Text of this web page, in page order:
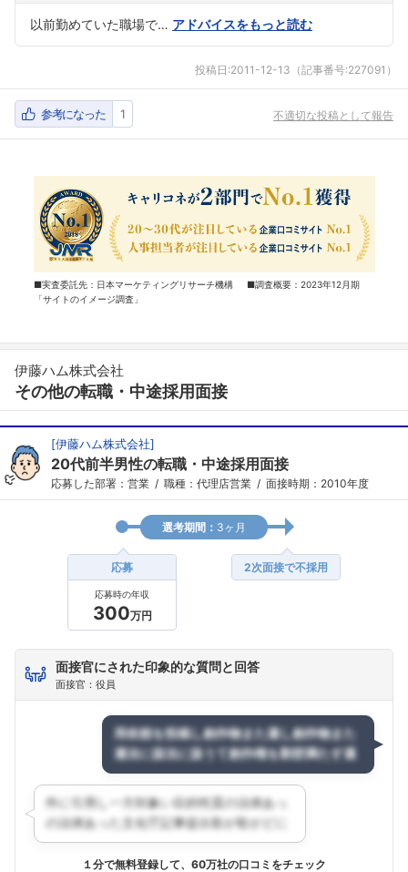
以前勤めていた職場で… アドバイスをもっと読む
投稿日:2011-12-13 （記事番号:227091）
参考になった 1 不適切な投稿として報告
■実査委託先：日本マーケティングリサーチ機構 ■調査概要：2023年12月期
「サイトのイメージ調査」
伊藤ハム株式会社
その他の転職・中途採用面接
[伊藤ハム株式会社]
20代前半男性の転職・中途採用面接
応募した部署：営業 職種：代理店営業 面接時期：2010年度
選考期間： 3ヶ月
応募
応募時の年収
300万円
2次面接で不採用
面接官にされた印象的な質問と回答
面接官：役員
１分で無料登録して、60万社の口コミをチェック